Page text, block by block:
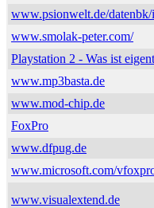
www.psionwelt.de/
www.smolak-peter.com/
Playstation 2 - Was ist
www.mp3basta.de
www.mod-chip.de
FoxPro
www.dfpug.de
www.microsoft.com/
www.visualextend.de